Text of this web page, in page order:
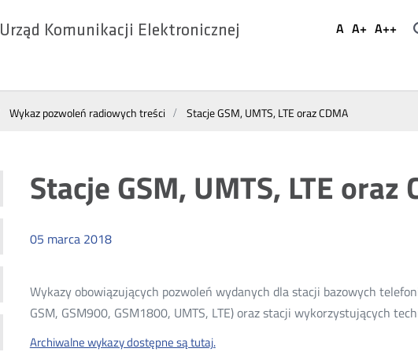
Urząd Komunikacji Elektronicznej A A+ A++
Media
Wykaz pozwoleń radiowych treści Stacje GSM, UMTS, LTE oraz CDMA
Stacje GSM, UMTS, LTE oraz
05 marca 2018
Wykazy obowiązujących pozwoleń wydanych dla stacji bazowych
GSM, GSM900, GSM1800, UMTS, LTE) oraz stacji wykorzystujących
Archiwalne wykazy dostępne są tutaj.